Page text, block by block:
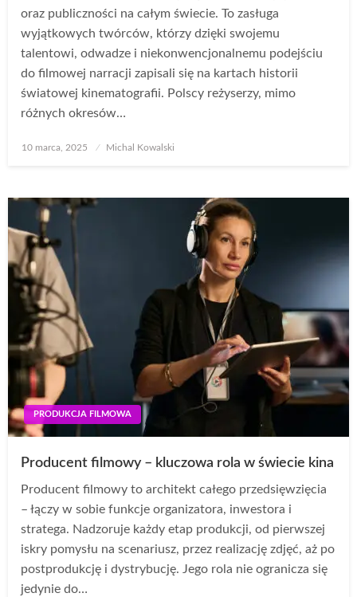
oraz publiczności na całym świecie. To zasługa
wyjątkowych twórców, którzy dzięki swojemu
talentowi, odwadze i niekonwencjonalnemu podejściu
do filmowej narracji zapisali się na kartach historii
światowej kinematografii. Polscy reżyserzy, mimo
różnych okresów…
Opublikowane
10 marca, 2025 Michal Kowalski
PRODUKCJA FILMOWA
Producent filmowy – kluczowa rola w świecie kina
Producent filmowy to architekt całego przedsięwzięcia
– łączy w sobie funkcje organizatora, inwestora i
stratega. Nadzoruje każdy etap produkcji, od pierwszej
iskry pomysłu na scenariusz, przez realizację zdjęć, aż po
postprodukcję i dystrybucję. Jego rola nie ogranicza się
jedynie do…